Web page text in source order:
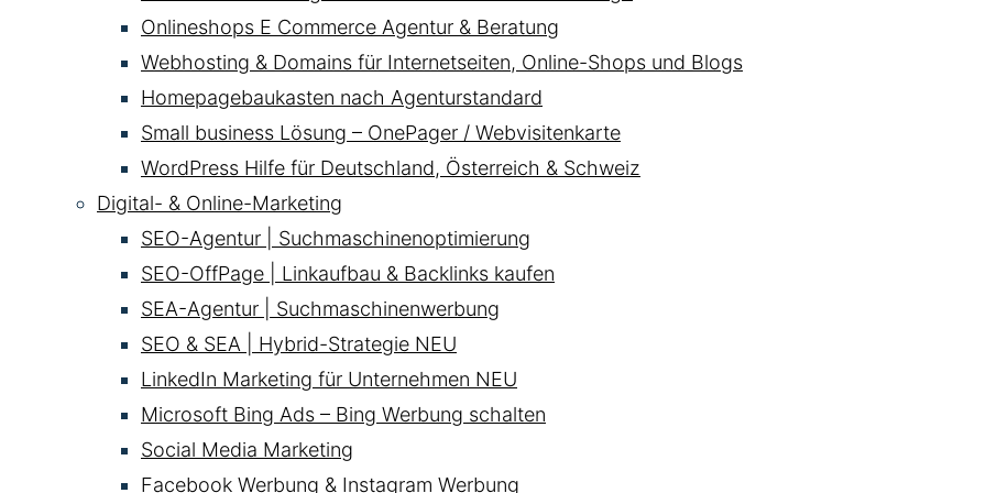
Onlineshops E Commerce Agentur & Beratung
Webhosting & Domains für Internetseiten, Online-Shops und Blogs
Homepagebaukasten nach Agenturstandard
Small business Lösung – OnePager / Webvisitenkarte
WordPress Hilfe für Deutschland, Österreich & Schweiz
Digital- & Online-Marketing
SEO-Agentur | Suchmaschinenoptimierung
SEO-OffPage | Linkaufbau & Backlinks kaufen
SEA-Agentur | Suchmaschinenwerbung
SEO & SEA | Hybrid-Strategie NEU
LinkedIn Marketing für Unternehmen NEU
Microsoft Bing Ads – Bing Werbung schalten
Social Media Marketing
Facebook Werbung & Instagram Werbung